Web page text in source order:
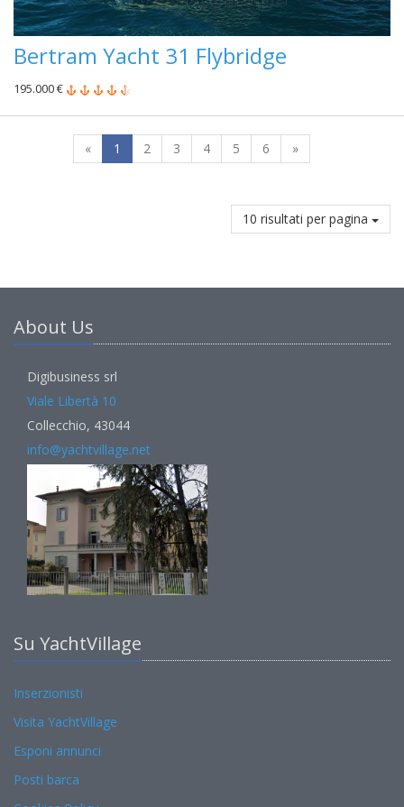
Bertram Yacht 31 Flybridge
195.000 €
« 1 2 3 4 5 6 »
10 risultati per pagina
About Us
Digibusiness srl
Viale Libertà 10
Collecchio, 43044
info@yachtvillage.net
Su YachtVillage
Inserzionisti
Visita YachtVillage
Esponi annunci
Posti barca